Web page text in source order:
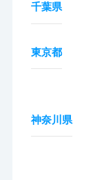
千葉県
東京都
神奈川県